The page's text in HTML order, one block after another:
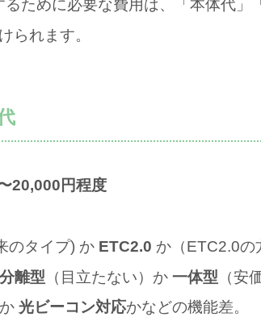
ために必要な費用は、「本体代」
られます。
20,000円程度
のタイプ) か ETC2.0 か（ETC2.0の
離型 （目立たない）か 一体型 （安
か 光ビーコン対応かなどの機能差。